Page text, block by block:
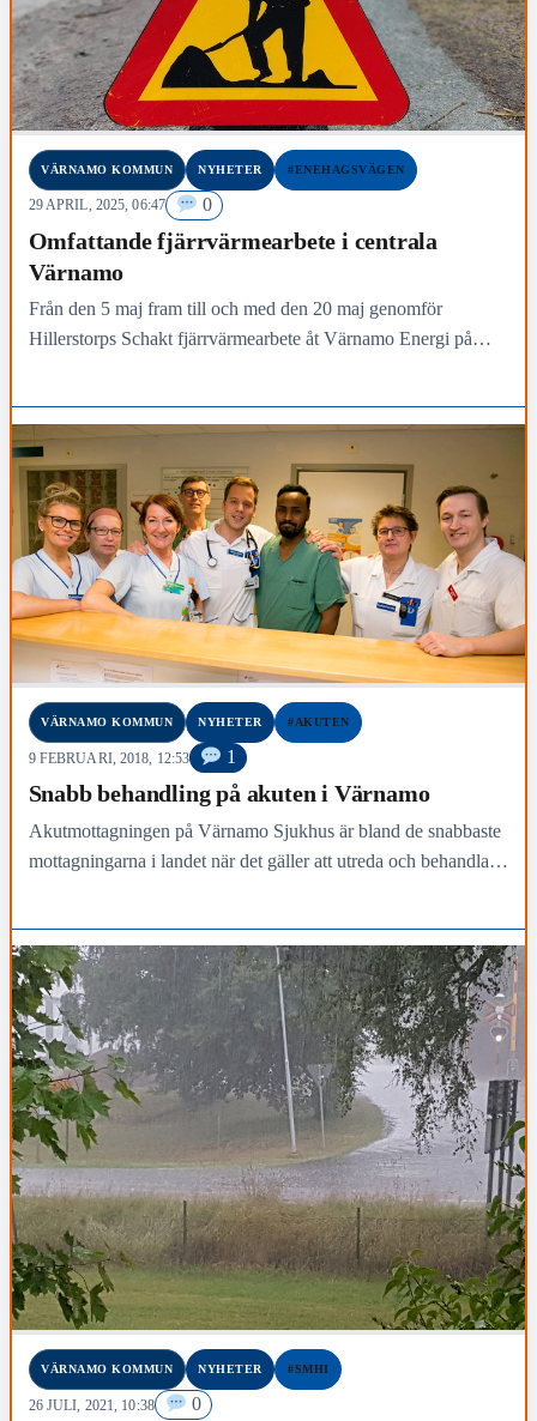
VÄRNAMO KOMMUN NYHETER #ENEHAGSVÄGEN
29 APRIL, 2025, 06:47 0
Omfattande fjärrvärmearbete i centrala
Värnamo
Från den 5 maj fram till och med den 20 maj genomför
Hillerstorps Schakt fjärrvärmearbete åt Värnamo Energi på
VÄRNAMO KOMMUN NYHETER #AKUTEN
9 FEBRUARI, 2018, 12:53 1
Snabb behandling på akuten i Värnamo
Akutmottagningen på Värnamo Sjukhus är bland de snabbaste
mottagningarna i landet när det gäller att utreda och behandla
VÄRNAMO KOMMUN NYHETER #SMHI
26 JULI, 2021, 10:38 0